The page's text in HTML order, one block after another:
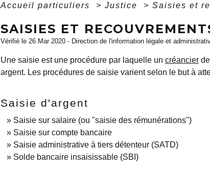
Accueil particuliers > Justice > Saisies et
SAISIES ET
Vérifié le 26 Mar 2020 - Direction de l'information légale et
Une saisie est une procédure par laquelle un créancier
argent. Les procédures de saisie varient selon le but à
Saisie d'argent
Saisie sur salaire (ou "saisie des rémunérations")
Saisie sur compte bancaire
Saisie administrative à tiers détenteur (SATD)
Solde bancaire insaisissable (SBI)